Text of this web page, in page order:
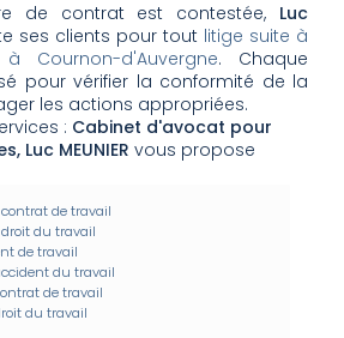
de contrat est contestée, Luc
ses clients pour tout litige suite à
Cournon-d'Auvergne. Chaque
pour vérifier la conformité de la
les actions appropriées.
: Cabinet d'avocat pour
Luc MEUNIER vous propose
de travail
du travail
de travail
du travail
de travail
du travail